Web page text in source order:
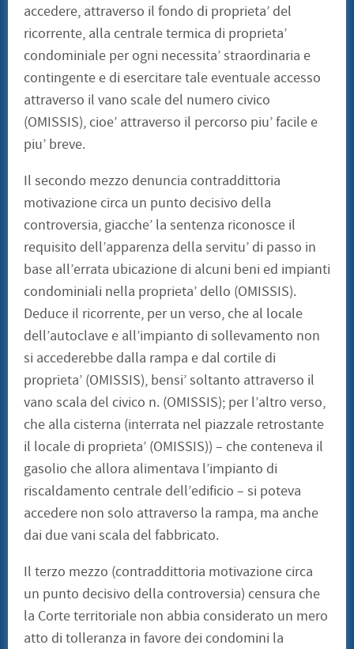
accedere, attraverso il fondo di proprieta’ del
ricorrente, alla centrale termica di proprieta’
condominiale per ogni necessita’ straordinaria e
contingente e di esercitare tale eventuale accesso
attraverso il vano scale del numero civico
(OMISSIS), cioe’ attraverso il percorso piu’ facile e
piu’ breve.
Il secondo mezzo denuncia contraddittoria
motivazione circa un punto decisivo della
controversia, giacche’ la sentenza riconosce il
requisito dell’apparenza della servitu’ di passo in
base all’errata ubicazione di alcuni beni ed impianti
condominiali nella proprieta’ dello (OMISSIS).
Deduce il ricorrente, per un verso, che al locale
dell’autoclave e all’impianto di sollevamento non
si accederebbe dalla rampa e dal cortile di
proprieta’ (OMISSIS), bensi’ soltanto attraverso il
vano scala del civico n. (OMISSIS); per l’altro verso,
che alla cisterna (interrata nel piazzale retrostante
il locale di proprieta’ (OMISSIS)) – che conteneva il
gasolio che allora alimentava l’impianto di
riscaldamento centrale dell’edificio – si poteva
accedere non solo attraverso la rampa, ma anche
dai due vani scala del fabbricato.
Il terzo mezzo (contraddittoria motivazione circa
un punto decisivo della controversia) censura che
la Corte territoriale non abbia considerato un mero
atto di tolleranza in favore dei condomini la